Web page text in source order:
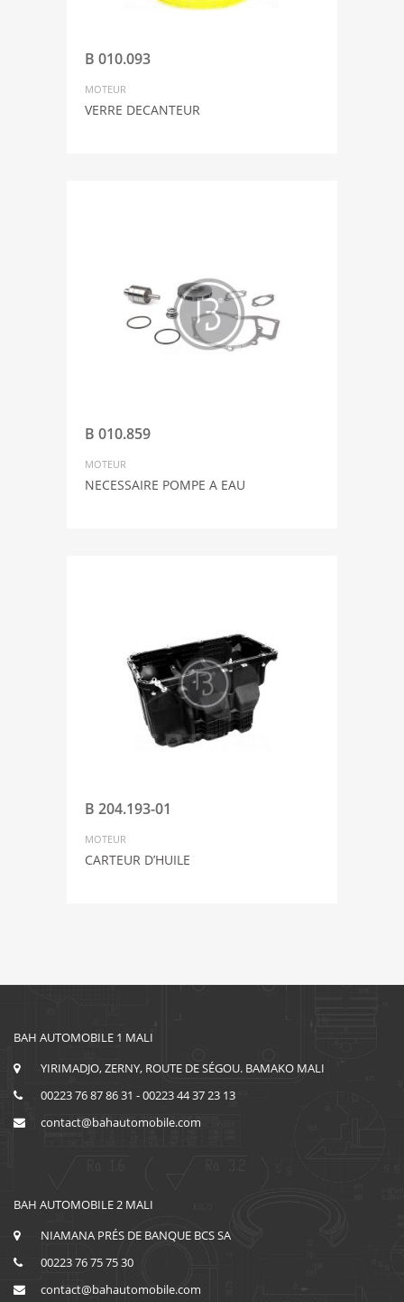
B 010.093
MOTEUR
VERRE DECANTEUR
B 010.859
MOTEUR
NECESSAIRE POMPE A EAU
B 204.193-01
MOTEUR
CARTEUR D’HUILE
BAH AUTOMOBILE 1 MALI
YIRIMADJO, ZERNY, ROUTE DE SÉGOU. BAMAKO MALI
00223 76 87 86 31 - 00223 44 37 23 13
contact@bahautomobile.com
BAH AUTOMOBILE 2 MALI
NIAMANA PRÉS DE BANQUE BCS SA
00223 76 75 75 30
contact@bahautomobile.com